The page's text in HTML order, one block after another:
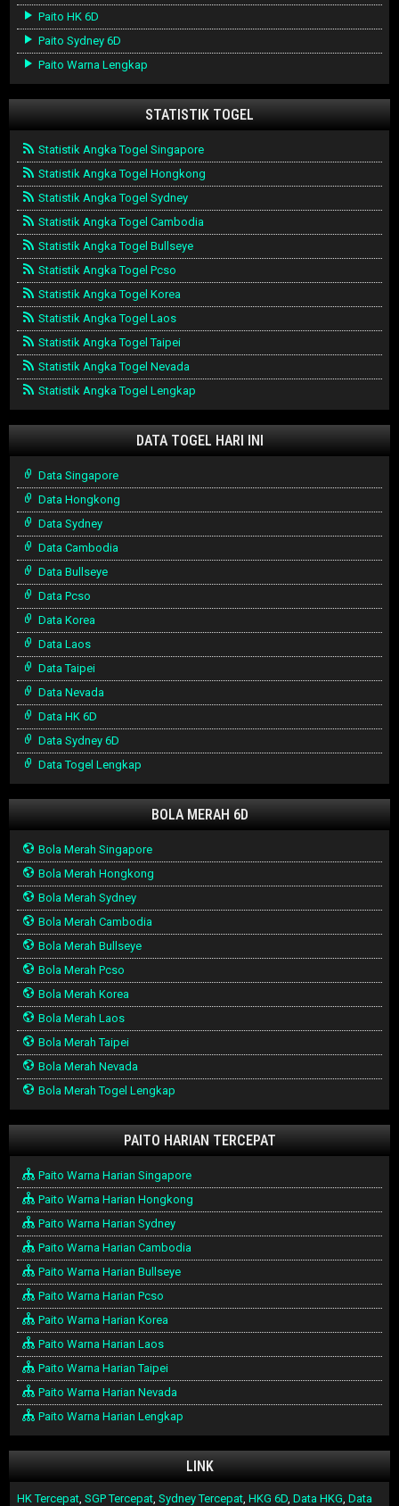
Paito HK 6D
Paito Sydney 6D
Paito Warna Lengkap
STATISTIK TOGEL
Statistik Angka Togel Singapore
Statistik Angka Togel Hongkong
Statistik Angka Togel Sydney
Statistik Angka Togel Cambodia
Statistik Angka Togel Bullseye
Statistik Angka Togel Pcso
Statistik Angka Togel Korea
Statistik Angka Togel Laos
Statistik Angka Togel Taipei
Statistik Angka Togel Nevada
Statistik Angka Togel Lengkap
DATA TOGEL HARI INI
Data Singapore
Data Hongkong
Data Sydney
Data Cambodia
Data Bullseye
Data Pcso
Data Korea
Data Laos
Data Taipei
Data Nevada
Data HK 6D
Data Sydney 6D
Data Togel Lengkap
BOLA MERAH 6D
Bola Merah Singapore
Bola Merah Hongkong
Bola Merah Sydney
Bola Merah Cambodia
Bola Merah Bullseye
Bola Merah Pcso
Bola Merah Korea
Bola Merah Laos
Bola Merah Taipei
Bola Merah Nevada
Bola Merah Togel Lengkap
PAITO HARIAN TERCEPAT
Paito Warna Harian Singapore
Paito Warna Harian Hongkong
Paito Warna Harian Sydney
Paito Warna Harian Cambodia
Paito Warna Harian Bullseye
Paito Warna Harian Pcso
Paito Warna Harian Korea
Paito Warna Harian Laos
Paito Warna Harian Taipei
Paito Warna Harian Nevada
Paito Warna Harian Lengkap
LINK
HK Tercepat SGP Tercepat Sydney Tercepat HKG 6D Data HKG Data